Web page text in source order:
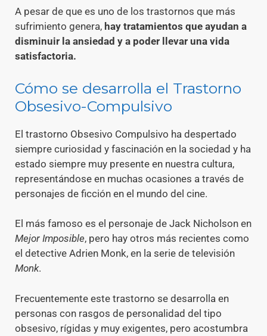
A pesar de que es uno de los trastornos que más
sufrimiento genera, hay tratamientos que ayudan a
disminuir la ansiedad y a poder llevar una vida
satisfactoria.
Cómo se desarrolla el Trastorno
Obsesivo-Compulsivo
El trastorno Obsesivo Compulsivo ha despertado
siempre curiosidad y fascinación en la sociedad y ha
estado siempre muy presente en nuestra cultura,
representándose en muchas ocasiones a través de
personajes de ficción en el mundo del cine.
El más famoso es el personaje de Jack Nicholson en
Mejor Imposible, pero hay otros más recientes como
el detective Adrien Monk, en la serie de televisión
Monk.
Frecuentemente este trastorno se desarrolla en
personas con rasgos de personalidad del tipo
obsesivo, rígidas y muy exigentes, pero acostumbra